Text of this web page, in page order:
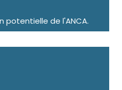
potentielle de l'ANCA.